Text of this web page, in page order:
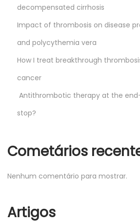
decompensated cirrhosis
Impact of thrombosis on disease
and polycythemia vera
How I treat breakthrough
cancer
Antithrombotic therapy at the
stop?
Cometários
Nenhum comentário para mostrar.
Artigos